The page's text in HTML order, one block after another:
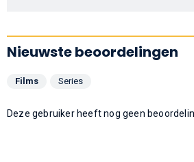
Nieuwste beoordelingen
Films Series
Deze gebruiker heeft nog geen